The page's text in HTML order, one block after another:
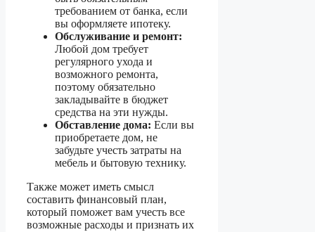
требованием от банка, если
вы оформляете ипотеку.
Обслуживание и ремонт:
Любой дом требует
регулярного ухода и
возможного ремонта,
поэтому обязательно
закладывайте в бюджет
средства на эти нужды.
Обставление дома: Если вы
приобретаете дом, не
забудьте учесть затраты на
мебель и бытовую технику.
Также может иметь смысл
составить финансовый план,
который поможет вам учесть все
возможные расходы и признать их